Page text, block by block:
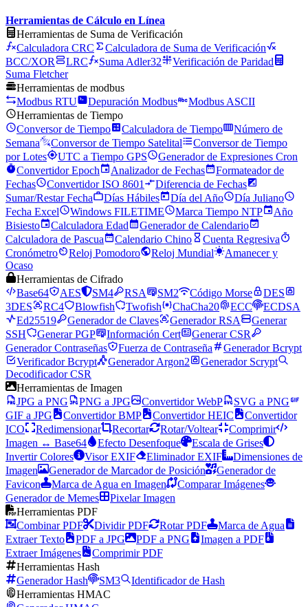
Herramientas de Cálculo en Línea
Herramientas de Suma de Verificación
Calculadora CRC
Calculadora de Suma de Verificación
BCC/XOR
LRC Suma Adler32
Verificación de Paridad
Suma Fletcher
Herramientas de modbus
Modbus RTU
Depuración Modbus
Modbus ASCII
Herramientas de Tiempo
Conversor de Tiempo
Calculadora de Tiempo
Número de
Semana
Conversor de Tiempo Satelital
Conversor de Tiempo
por Lotes
UTC a Tiempo GPS
Generador de Expresiones Cron
Convertidor Epoch
Analizador de Fechas
Formateador de
Fechas
Convertidor ISO 8601
Diferencia de Fechas
Sumar/Restar Fecha
Días Hábiles Día del Año
Día Juliano
Fecha Excel
Windows FILETIME Marca Tiempo NTP
Año
Bisiesto
Calculadora Edad
Generador de Calendario
Calculadora de Pascua
Calendario Chino
Cuenta Regresiva
Cronómetro
Reloj Pomodoro Reloj Mundial
Amanecer y
Ocaso
Herramientas de Cifrado
Base64
AES SM4 RSA SM2 Código Morse
DES
3DES
RC4 Blowfish Twofish ChaCha20 ECC
ECDSA
Ed25519
Generador de Claves Generador RSA
Generar
SSH
Generar PGP Información Cert
Generar CSR
Generador Contraseñas
Fuerza de Contraseña
Generador Bcrypt
Verificador Bcrypt
Generador Argon2
Generador Scrypt
Decodificador CSR
Herramientas de Imagen
JPG a PNG
PNG a JPG Convertidor WebP
SVG a PNG
GIF a JPG
Convertidor BMP Convertidor HEIC
Convertidor
ICO
Redimensionar Recortar Rotar/Voltear
Comprimir
Imagen ↔ Base64
Efecto Desenfoque
Escala de Grises
Invertir Colores
Visor EXIF Eliminador EXIF
Dimensiones de
Imagen
Generador de Marcador de Posición
Generador de
Favicon
Marca de Agua en Imagen
Comparar Imágenes
Generador de Memes
Pixelar Imagen
Herramientas PDF
Combinar PDF
Dividir PDF Rotar PDF
Marca de Agua
Extraer Texto
PDF a JPG PDF a PNG
Imagen a PDF
Extraer Imágenes
Comprimir PDF
Herramientas Hash
Generador Hash
SM3
Identificador de Hash
Herramientas HMAC